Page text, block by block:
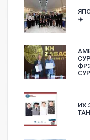
✈️
ИХ